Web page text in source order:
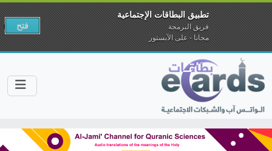
تطبيق البطاقات الإجتماعية
فريق البرمجة
مجانا - على الآبستور
فتح